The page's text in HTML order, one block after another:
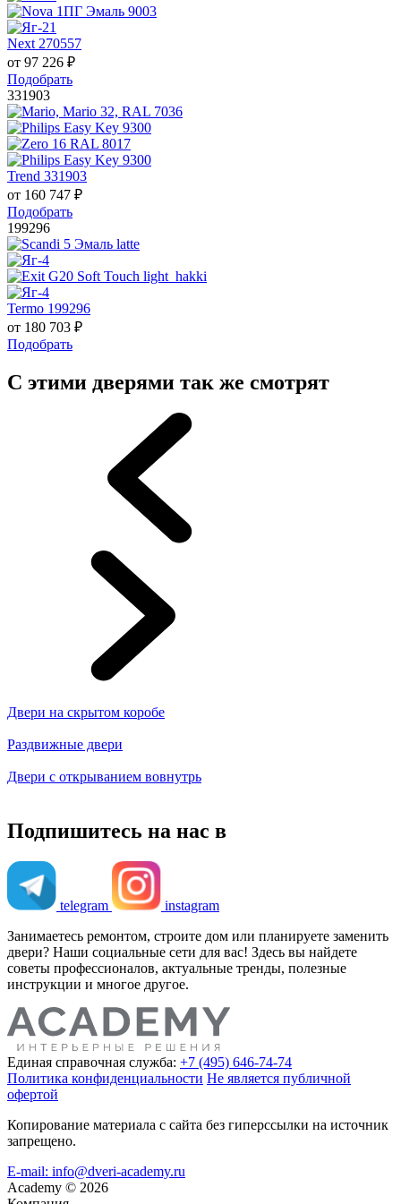
Next 270557
от 97 226 ₽
Подобрать
331903
Trend 331903
от 160 747 ₽
Подобрать
199296
Termo 199296
от 180 703 ₽
Подобрать
С этими дверями так же смотрят
Двери на скрытом коробе
Раздвижные двери
Двери с открыванием вовнутрь
Подпишитесь на нас в
telegram
instagram
Занимаетесь ремонтом, строите дом или планируете заменить
двери? Наши социальные сети для вас! Здесь вы найдете
советы профессионалов, актуальные тренды, полезные
инструкции и многое другое.
Единая справочная служба: +7 (495) 646-74-74
Политика конфиденциальности Не является публичной
офертой
Копирование материала с сайта без гиперссылки на источник
запрещено.
E-mail: info@dveri-academy.ru
Academy © 2026